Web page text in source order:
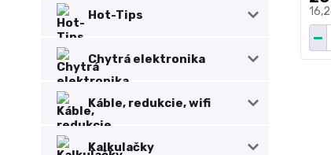
Hot-Tips
Chytrá elektronika
Káble, redukcie, wifi
Kalkulačky